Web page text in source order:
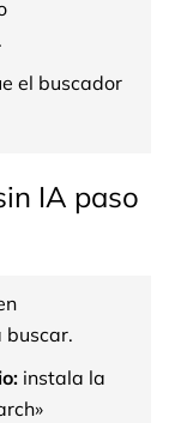
el buscador
IA paso
buscar.
instala la